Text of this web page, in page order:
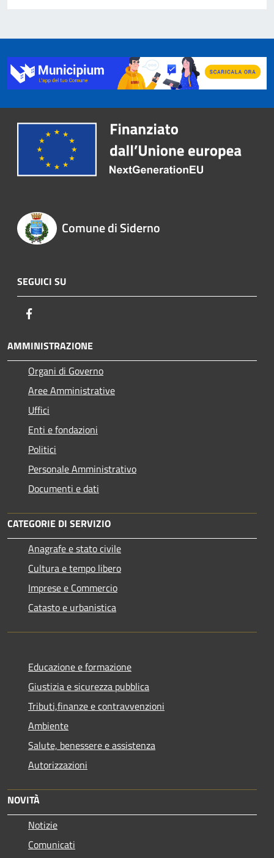
Comune di Siderno
SEGUICI SU
AMMINISTRAZIONE
Organi di Governo
Aree Amministrative
Uffici
Enti e fondazioni
Politici
Personale Amministrativo
Documenti e dati
CATEGORIE DI SERVIZIO
Anagrafe e stato civile
Cultura e tempo libero
Imprese e Commercio
Catasto e urbanistica
Educazione e formazione
Giustizia e sicurezza pubblica
Tributi,finanze e contravvenzioni
Ambiente
Salute, benessere e assistenza
Autorizzazioni
NOVITÀ
Notizie
Comunicati